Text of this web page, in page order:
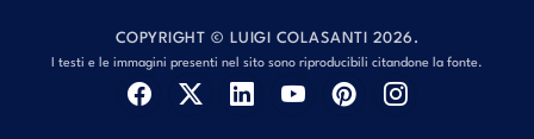
COPYRIGHT © LUIGI COLASANTI 2026.
I testi e le immagini presenti nel sito sono riproducibili citandone la fonte.